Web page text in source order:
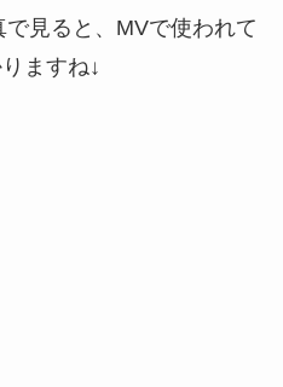
見ると、MVで使われて
ますね↓